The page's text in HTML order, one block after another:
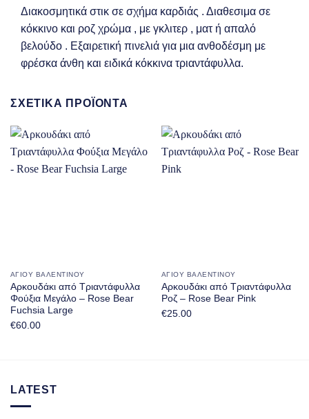
Διακοσμητικά στικ σε σχήμα καρδιάς . Διαθεσιμα σε
κόκκινο και ροζ χρώμα , με γκλιτερ , ματ ή απαλό
βελούδο . Εξαιρετική πινελιά για μια ανθοδέσμη με
φρέσκα άνθη και ειδικά κόκκινα τριαντάφυλλα.
ΣΧΕΤΙΚΆ ΠΡΟΪΌΝΤΑ
ΑΓΊΟΥ ΒΑΛΕΝΤΊΝΟΥ
Αρκουδάκι από Τριαντάφυλλα
Φούξια Μεγάλο – Rose Bear
Fuchsia Large
€60.00
ΑΓΊΟΥ ΒΑΛΕΝΤΊΝΟΥ
Αρκουδάκι από Τριαντάφυλλα
Ροζ – Rose Bear Pink
€25.00
LATEST